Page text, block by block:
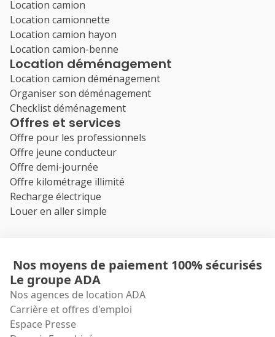
Location camion
Location camionnette
Location camion hayon
Location camion-benne
Location déménagement
Location camion déménagement
Organiser son déménagement
Checklist déménagement
Offres et services
Offre pour les professionnels
Offre jeune conducteur
Offre demi-journée
Offre kilométrage illimité
Recharge électrique
Louer en aller simple
Nos moyens de paiement 100% sécurisés
Le groupe ADA
Nos agences de location ADA
Carrière et offres d'emploi
Espace Presse